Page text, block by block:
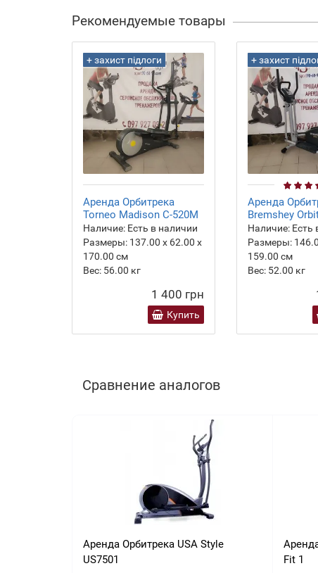
Рекомендуемые товары
+ захист підлоги
Аренда Орбитрека
Torneo Madison C-520M
Наличие: Есть в наличии
Размеры: 137.00 х 62.00 х
170.00 см
Вес: 56.00 кг
1 400 грн
Купить
+ захист
Аренда
Bremshey
Наличие: Есть
Размеры:
159.00 см
Вес: 52.00 кг
Сравнение аналогов
Аренда Орбитрека USA Style
US7501
Fit 1